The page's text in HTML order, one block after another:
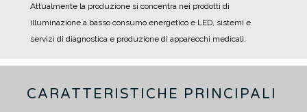
Attualmente la produzione si concentra nei prodotti di
illuminazione a basso consumo energetico e LED, sistemi e
servizi di diagnostica e produzione di apparecchi medicali.
CARATTERISTICHE PRINCIPALI